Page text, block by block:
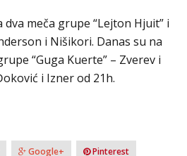
meča grupe “Lejton Hjuit” i
i Nišikori. Danas su na
“Guga Kuerte” – Zverev i
i Izner od 21h.
Google+ Pinterest